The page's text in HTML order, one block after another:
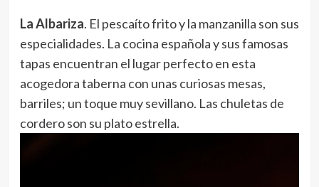
La Albariza. El pescaíto frito y la manzanilla son sus
especialidades. La cocina española y sus famosas
tapas encuentran el lugar perfecto en esta
acogedora taberna con unas curiosas mesas,
barriles; un toque muy sevillano. Las chuletas de
cordero son su plato estrella.